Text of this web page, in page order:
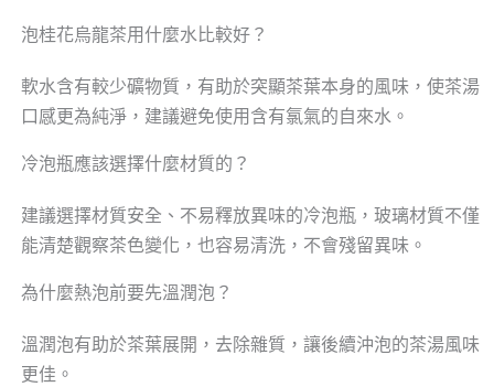
泡桂花烏龍茶用什麼水比較好？
軟水含有較少礦物質，有助於突顯茶葉本身的風味，使茶湯
口感更為純淨，建議避免使用含有氯氣的自來水。
冷泡瓶應該選擇什麼材質的？
建議選擇材質安全、不易釋放異味的冷泡瓶，玻璃材質不僅
能清楚觀察茶色變化，也容易清洗，不會殘留異味。
為什麼熱泡前要先溫潤泡？
溫潤泡有助於茶葉展開，去除雜質，讓後續沖泡的茶湯風味
更佳。